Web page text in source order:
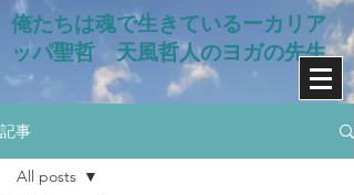
俺たちは魂で生きているー​カリア
ッパ聖哲 天風哲人のヨガの先生
記事
All posts